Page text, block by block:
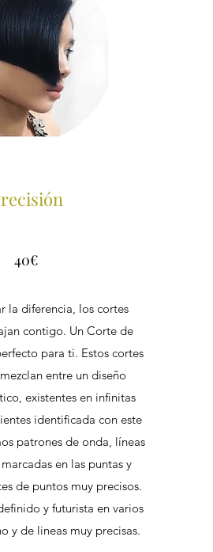
40€
la diferencia, los cortes
contigo. Un Corte de
para ti. Estos cortes
entre un diseño
existentes en infinitas
identificada con este
patrones de onda, líneas
en las puntas y
de puntos muy precisos.
y futurista en varios
y de lineas muy precisas.